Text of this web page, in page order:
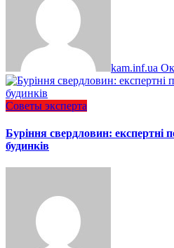
kam.inf.ua
Советы эксперта
Буріння свердловин: експертні
будинків